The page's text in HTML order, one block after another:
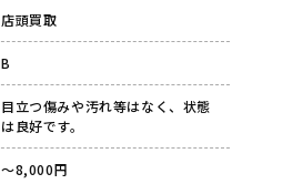
店頭買取
B
目立つ傷みや汚れ等はなく、状態
は良好です。
～8,000円